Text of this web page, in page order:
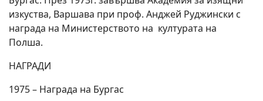
изкуства, Варшава при проф. Анджей Руджински с
награда на Министерството на културата на
Полша.
НАГРАДИ
1975 – Награда на Бургас